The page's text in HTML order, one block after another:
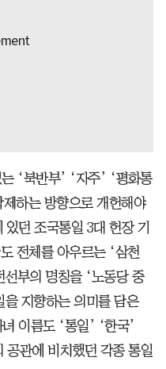
‘북반부’ ‘자주’ ‘평화통
하는 방향으로 개헌해야
던 조국통일 3대 헌장 기
전체를 아우르는 ‘삼천
부의 명칭을 ‘노동당 중
을 지향하는 의미를 담은
이름도 ‘통일’ ‘한국’
공관에 비치했던 각종 통일